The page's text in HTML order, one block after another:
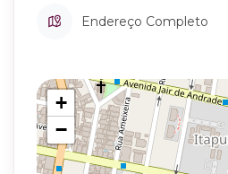
Endereço Completo
+
−